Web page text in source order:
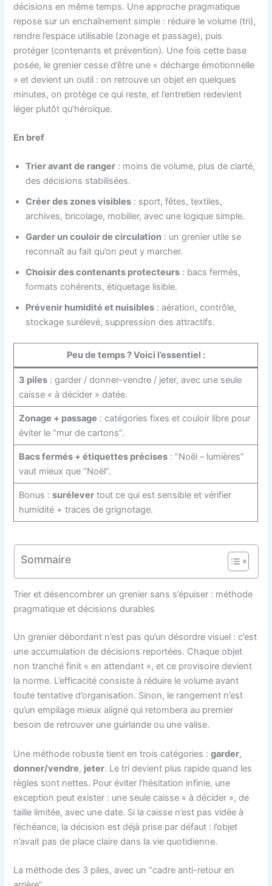
décisions en même temps. Une approche pragmatique
repose sur un enchaînement simple : réduire le volume (tri),
rendre l’espace utilisable (zonage et passage), puis
protéger (contenants et prévention). Une fois cette base
posée, le grenier cesse d’être une « décharge émotionnelle
» et devient un outil : on retrouve un objet en quelques
minutes, on protège ce qui reste, et l’entretien redevient
léger plutôt qu’héroïque.
En bref
Trier avant de ranger : moins de volume, plus de clarté,
des décisions stabilisées.
Créer des zones visibles : sport, fêtes, textiles,
archives, bricolage, mobilier, avec une logique simple.
Garder un couloir de circulation : un grenier utile se
reconnaît au fait qu’on peut y marcher.
Choisir des contenants protecteurs : bacs fermés,
formats cohérents, étiquetage lisible.
Prévenir humidité et nuisibles : aération, contrôle,
stockage surélevé, suppression des attractifs.
Peu de temps ? Voici l’essentiel :
3 piles: garder / donner-vendre / jeter, avec une seule
caisse « à décider » datée.
Zonage + passage : catégories fixes et couloir libre pour
éviter le “mur de cartons”.
Bacs fermés + étiquettes précises: “Noël – lumières”
vaut mieux que “Noël”.
Bonus : surélevertout ce qui est sensible et vérifier
humidité + traces de grignotage.
Sommaire
Trier et désencombrer un grenier sans s’épuiser : méthode
pragmatique et décisions durables
Un grenier débordant n’est pas qu’un désordre visuel : c’est
une accumulation de décisions reportées. Chaque objet
non tranché finit « en attendant », et ce provisoire devient
la norme. L’efficacité consiste à réduire le volume avant
toute tentative d’organisation. Sinon, le rangement n’est
qu’un empilage mieux aligné qui retombera au premier
besoin de retrouver une guirlande ou une valise.
Une méthode robuste tient en trois catégories :garder,
donner/vendre, jeter. Le tri devient plus rapide quand les
règles sont nettes. Pour éviter l’hésitation infinie, une
exception peut exister : une seule caisse « à décider », de
taille limitée, avec une date. Si la caisse n’est pas vidée à
l’échéance, la décision est déjà prise par défaut : l’objet
n’avait pas de place claire dans la vie quotidienne.
La méthode des 3 piles, avec un “cadre anti-retour en